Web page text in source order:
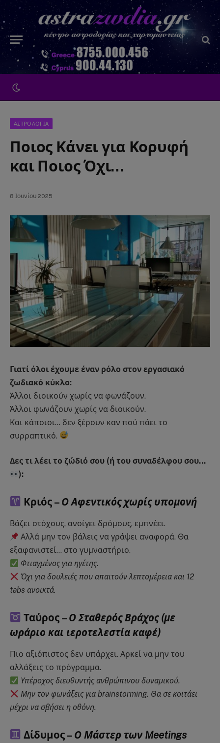
ΑΣΤΡΟΛΟΓΙΑ
Ποιος Κάνει για Κορυφή
και Ποιος Όχι…
8 Ιουνίου 2025
Γιατί όλοι έχουμε έναν ρόλο στον εργασιακό
ζωδιακό κύκλο:
Άλλοι διοικούν χωρίς να φωνάζουν.
Άλλοι φωνάζουν χωρίς να διοικούν.
Και κάποιοι… δεν ξέρουν καν πού πάει το
συρραπτικό.
Δες τι λέει το ζώδιό σου (ή του συναδέλφου σου…
):
Κριός – Ο Αφεντικός χωρίς υπομονή
Βάζει στόχους, ανοίγει δρόμους, εμπνέει.
Αλλά μην τον βάλεις να γράψει αναφορά. Θα
εξαφανιστεί… στο γυμναστήριο.
Φτιαγμένος για ηγέτης.
Όχι για δουλειές που απαιτούν λεπτομέρεια και 12
tabs ανοικτά.
Ταύρος – Ο Σταθερός Βράχος (με
ωράριο και ιεροτελεστία καφέ)
Πιο αξιόπιστος δεν υπάρχει. Αρκεί να μην του
αλλάξεις το πρόγραμμα.
Υπέροχος διευθυντής ανθρώπινου δυναμικού.
Μην τον φωνάξεις για brainstorming. Θα σε κοιτάει
μέχρι να σβήσει η οθόνη.
Δίδυμος – Ο Μάστερ των Meetings